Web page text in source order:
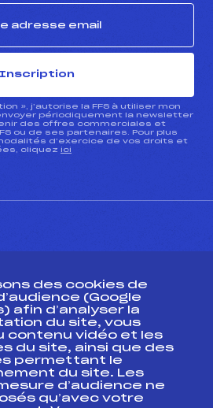
Inscription
», j’autorise la FFS à utiliser mon
périodiquement la newsletter
des offres commerciales et
ou de ses partenaires. Pour plus
d’exercice de vos droits et
cliquez ici
fédéral
des cookies de
(Google
afin d’analyser la
du site, vous
contenu vidéo et les
du site, ainsi que des
permettant le
du site. Les
d’audience ne
qu’avec votre